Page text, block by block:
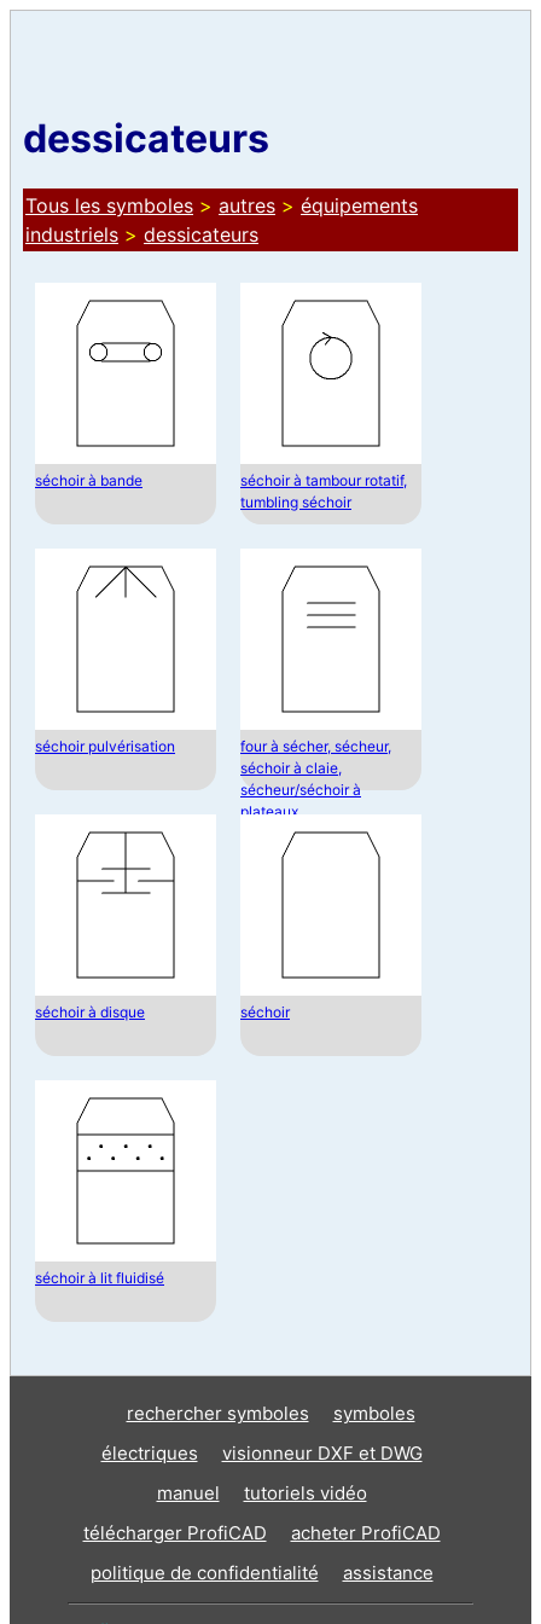
dessicateurs
Tous les symboles > autres > équipements
industriels > dessicateurs
séchoir à bande
séchoir à tambour rotatif,
tumbling séchoir
séchoir pulvérisation
four à sécher, sécheur,
séchoir à claie,
sécheur/séchoir à
plateaux
séchoir à disque séchoir
séchoir à lit fluidisé
rechercher symboles
symboles
électriques
visionneur DXF et DWG
manuel
tutoriels vidéo
télécharger ProfiCAD
acheter ProfiCAD
politique de confidentialité
assistance